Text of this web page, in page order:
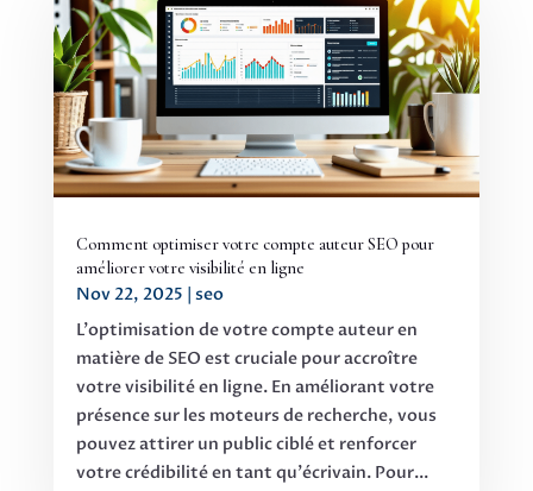
Comment optimiser votre compte auteur SEO pour
améliorer votre visibilité en ligne
Nov 22, 2025 | seo
L'optimisation de votre compte auteur en
matière de SEO est cruciale pour accroître
votre visibilité en ligne. En améliorant votre
présence sur les moteurs de recherche, vous
pouvez attirer un public ciblé et renforcer
votre crédibilité en tant qu'écrivain. Pour...